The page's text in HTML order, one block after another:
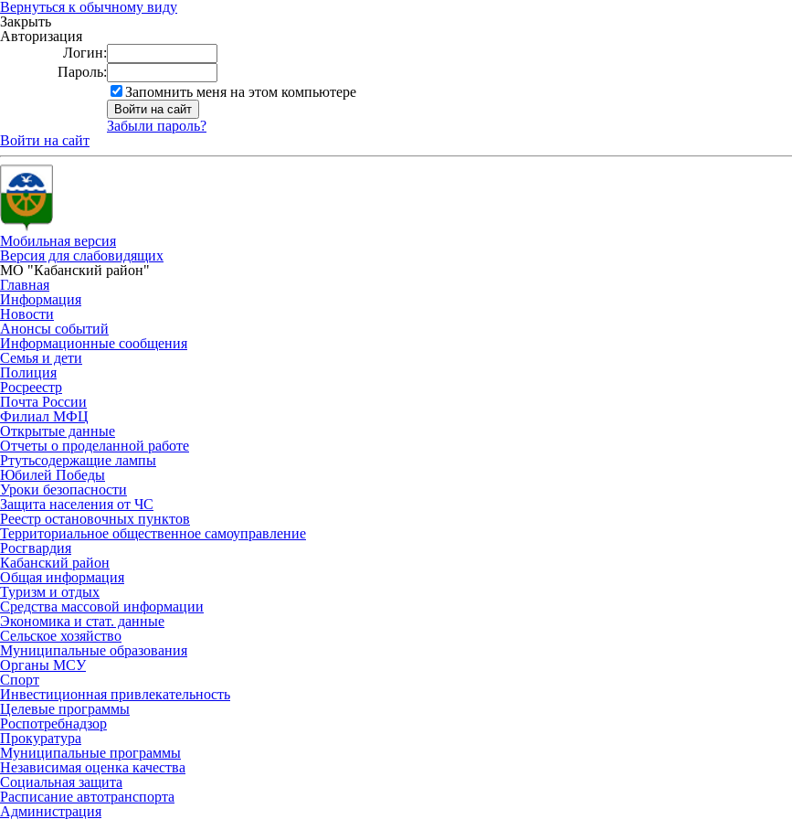
Вернуться к обычному виду
Закрыть
Авторизация
Логин:
Пароль:
Запомнить меня на этом компьютере
Забыли пароль?
Войти на сайт
Мобильная версия
Версия для слабовидящих
МО "Кабанский район"
Главная
Информация
Новости
Анонсы событий
Информационные сообщения
Семья и дети
Полиция
Росреестр
Почта России
Филиал МФЦ
Открытые данные
Отчеты о проделанной работе
Ртутьсодержащие лампы
Юбилей Победы
Уроки безопасности
Защита населения от ЧС
Реестр остановочных пунктов
Территориальное общественное самоуправление
Росгвардия
Кабанский район
Общая информация
Туризм и отдых
Средства массовой информации
Экономика и стат. данные
Сельское хозяйство
Муниципальные образования
Органы МСУ
Спорт
Инвестиционная привлекательность
Целевые программы
Роспотребнадзор
Прокуратура
Муниципальные программы
Независимая оценка качества
Социальная защита
Расписание автотранспорта
Администрация